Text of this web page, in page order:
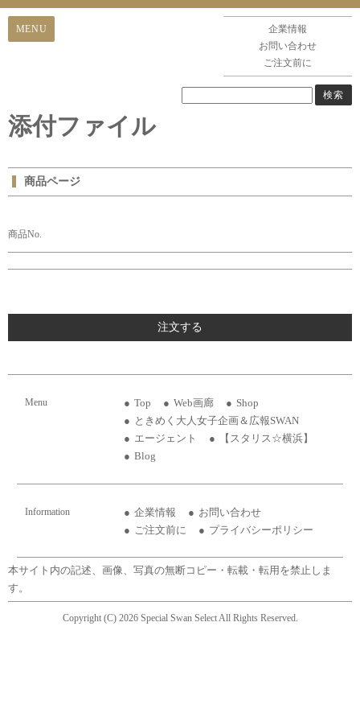
企業情報
お問い合わせ
ご注文前に
添付ファイル
商品ページ
商品No.
注文する
Menu Top Web画廊
Shop
ときめく大人女子企画＆広報SWAN
エージェント
【スタリス☆横浜】
Blog
Information 企業情報
お問い合わせ
ご注文前に
プライバシーポリシー
本サイト内の記述、画像、写真の無断コピー・転載・転用を禁止しま
す。
Copyright (C) 2026 Special Swan Select All Rights Reserved.